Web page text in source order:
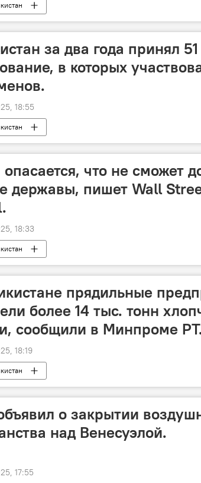
за два года принял
в которых
18:55
что не сможет
державы, пишет Wall
18:33
прядильные
более 14 тыс. тонн
сообщили в Минпроме
18:19
о закрытии
над Венесуэлой.
17:55